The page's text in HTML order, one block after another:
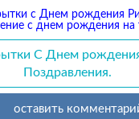
с Днем рождения
с днем рождения на
С Днем
Поздравления.
оставить